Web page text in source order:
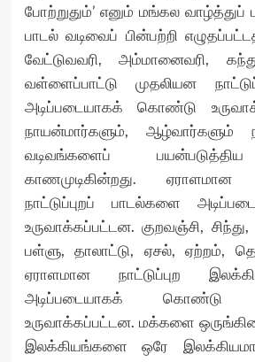
போற்றுதும்’ எனும் மங்கல வாழ்த்துப்
பாடல் வடிவைப் பின்பற்றி
வேட்டுவவரி, அம்மானைவரி,
வள்ளைப்பாட்டு முதலியன
அடிப்படையாகக் கொண்டு
நாயன்மார்களும், ஆழ்வார்களும்
வடிவங்களைப்
காணமுடிகின்றது. ஏராளமான
நாட்டுப்புறப் பாடல்களை
உருவாக்கப்பட்டன. குறவஞ்சி,
பள்ளு, தாலாட்டு, ஏசல், ஏற்றம்,
ஏராளமான நாட்டுப்புற
அடிப்படையாகக் கொண்டு
உருவாக்கப்பட்டன. மக்களை
இலக்கியங்களை ஒரே